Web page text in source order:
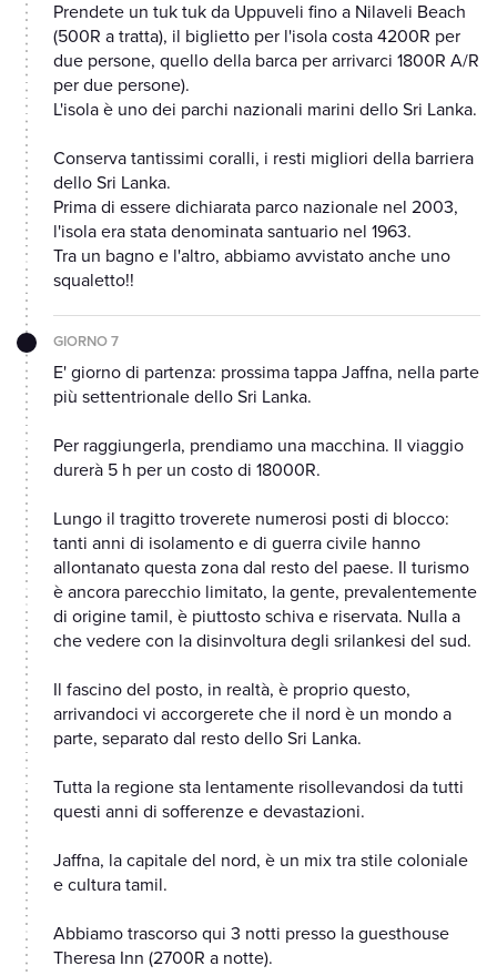
Prendete un tuk tuk da Uppuveli fino a Nilaveli Beach
(500R a tratta), il biglietto per l'isola costa 4200R per
due persone, quello della barca per arrivarci 1800R A/R
per due persone).
L'isola è uno dei parchi nazionali marini dello Sri Lanka.
Conserva tantissimi coralli, i resti migliori della barriera
dello Sri Lanka.
Prima di essere dichiarata parco nazionale nel 2003,
l'isola era stata denominata santuario nel 1963.
Tra un bagno e l'altro, abbiamo avvistato anche uno
squaletto!!
GIORNO 7
E' giorno di partenza: prossima tappa Jaffna, nella parte
più settentrionale dello Sri Lanka.
Per raggiungerla, prendiamo una macchina. Il viaggio
durerà 5 h per un costo di 18000R.
Lungo il tragitto troverete numerosi posti di blocco:
tanti anni di isolamento e di guerra civile hanno
allontanato questa zona dal resto del paese. Il turismo
è ancora parecchio limitato, la gente, prevalentemente
di origine tamil, è piuttosto schiva e riservata. Nulla a
che vedere con la disinvoltura degli srilankesi del sud.
Il fascino del posto, in realtà, è proprio questo,
arrivandoci vi accorgerete che il nord è un mondo a
parte, separato dal resto dello Sri Lanka.
Tutta la regione sta lentamente risollevandosi da tutti
questi anni di sofferenze e devastazioni.
Jaffna, la capitale del nord, è un mix tra stile coloniale
e cultura tamil.
Abbiamo trascorso qui 3 notti presso la guesthouse
Theresa Inn (2700R a notte).